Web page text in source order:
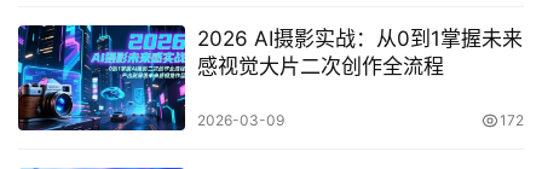
2026 AI摄影实战：从0到1掌握未来
感视觉大片二次创作全流程
2026-03-09 172